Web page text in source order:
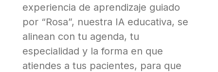
experiencia de aprendizaje guiado
por “Rosa”, nuestra IA educativa, se
alinean con tu agenda, tu
especialidad y la forma en que
atiendes a tus pacientes, para que